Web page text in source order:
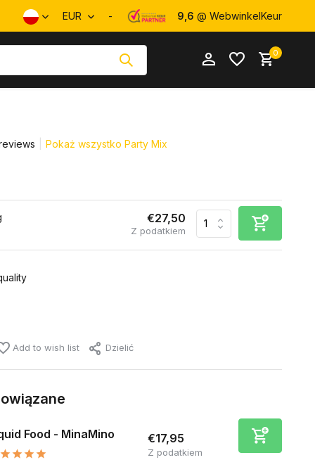
EUR - 9,6 @ WebwinkelKeur
Utwórz konto
0
Pokaż wszystko Party Mix
€27,50
Z podatkiem
Add to wish list Dzielić
Food - MinaMino €17,95
Z podatkiem